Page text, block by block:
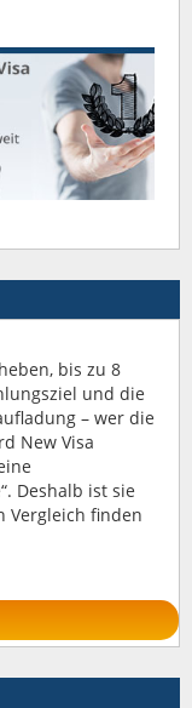
bis zu 8
und die
– wer die
New Visa
Deshalb ist sie
Vergleich finden